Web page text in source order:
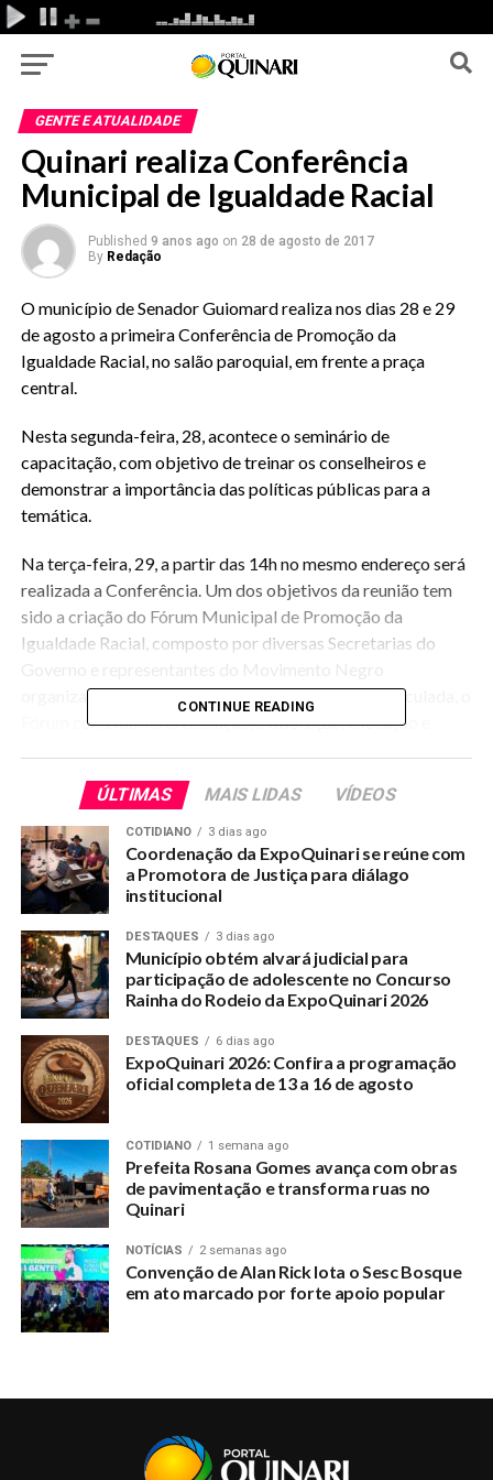
GENTE E ATUALIDADE
Quinari realiza Conferência
Municipal de Igualdade Racial
Published 9 anos ago on 28 de agosto de 2017
By Redação
O município de Senador Guiomard realiza nos dias 28 e 29
de agosto a primeira Conferência de Promoção da
Igualdade Racial, no salão paroquial, em frente a praça
central.
Nesta segunda-feira, 28, acontece o seminário de
capacitação, com objetivo de treinar os conselheiros e
demonstrar a importância das políticas públicas para a
temática.
Na terça-feira, 29, a partir das 14h no mesmo endereço será
realizada a Conferência. Um dos objetivos da reunião tem
sido a criação do Fórum Municipal de Promoção da
Igualdade Racial, composto por diversas Secretarias do
organizado no Município. De forma integrada e articulada, o
Fórum contribui na articulação, elaboração, execução e
Também serão realizados Diálogos Regionais com o tema
“Igualdade Racial e Cidadania” é mais uma ação afirmativa
da do Governo e da Prefeitura visando ampliar o debate
sobre a questão racial no campo das Políticas Públicas.
RELATED TOPICS:
QUINARI REALIZA CONFERÊNCIA MUNICIPAL DE IGUALDADE
RACIAL
UP NEXT
Nomeada comissão para revisar o Plano de Cargos,
Carreira e Remuneração dos Servidores da Saúde
DON'T MISS
Confirmada Exposição Amigos da Pecuária do Quinari
no Rancho Sorocaba
CONTINUE READING
ÚLTIMAS MAIS LIDAS VÍDEOS
COTIDIANO 3 dias ago
Coordenação da ExpoQuinari se reúne com
a Promotora de Justiça para diálago
institucional
DESTAQUES 3 dias ago
Município obtém alvará judicial para
participação de adolescente no Concurso
Rainha do Rodeio da ExpoQuinari 2026
DESTAQUES 6 dias ago
ExpoQuinari 2026: Confira a programação
oficial completa de 13 a 16 de agosto
COTIDIANO 1 semana ago
Prefeita Rosana Gomes avança com obras
de pavimentação e transforma ruas no
Quinari
NOTÍCIAS 2 semanas ago
Convenção de Alan Rick lota o Sesc Bosque
em ato marcado por forte apoio popular